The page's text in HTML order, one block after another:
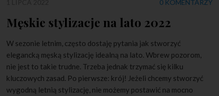
0 KOMENTARZY
Męskie stylizacje na lato 2022
W sezonie letnim, często dostaję pytania jak stworzyć
elegancką męską stylizację idealną na lato. Wbrew pozorom,
nie jest to takie trudne. Trzeba jednak trzymać się kilku
kluczowych zasad. Po pierwsze: krój! Jeżeli chcemy stworzyć
wygodną letnią stylizację, nie możemy postawić na mocno